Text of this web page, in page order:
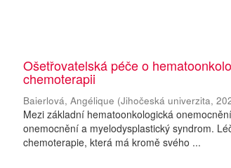
Ošetřovatelská péče o
chemoterapii
Baierlová, Angélique (Jihočeská univerzita,
Mezi základní hematoonkologická
onemocnění a myelodysplastický syndrom.
chemoterapie, která má kromě svého ...